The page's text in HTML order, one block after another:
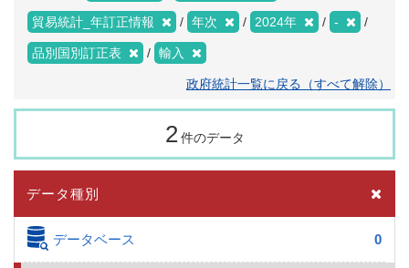
貿易統計_年訂正情報 年次 2024年 -
品別国別訂正表 輸入
政府統計一覧に戻る（すべて解除）
2 件のデータ
データ種別
データベース 0